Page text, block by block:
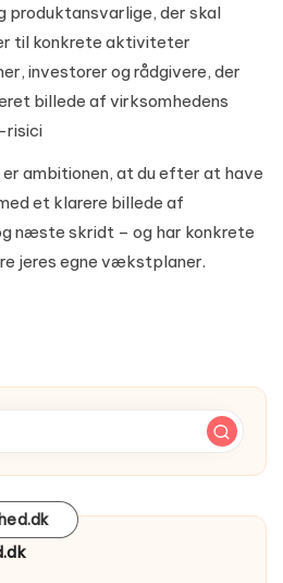
produktansvarlige, der skal
til konkrete aktiviteter
investorer og rådgivere, der
billede af virksomhedens
risici
ambitionen, at du efter at have
et klarere billede af
næste skridt – og har konkrete
jeres egne vækstplaner.